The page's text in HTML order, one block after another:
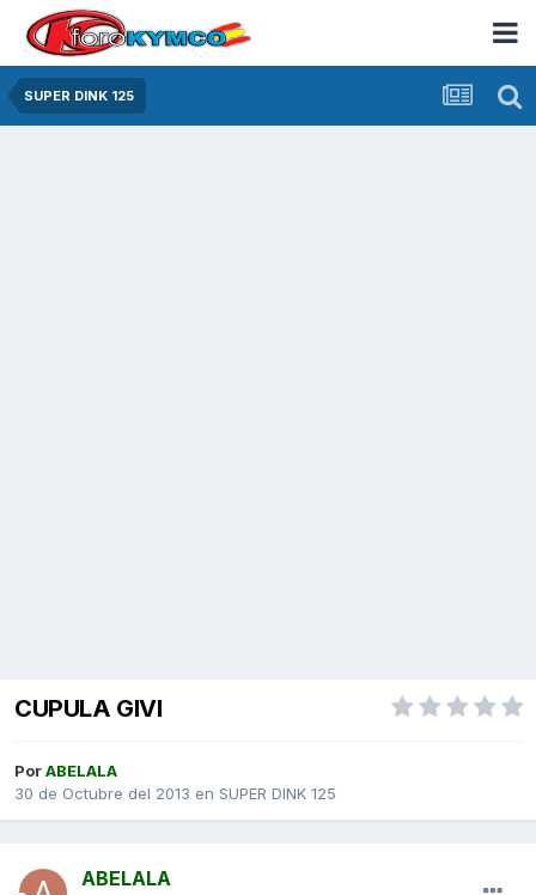
SUPER DINK 125
CUPULA GIVI
PorABELALA
30 de Octubre del 2013 en SUPER DINK 125
ABELALA